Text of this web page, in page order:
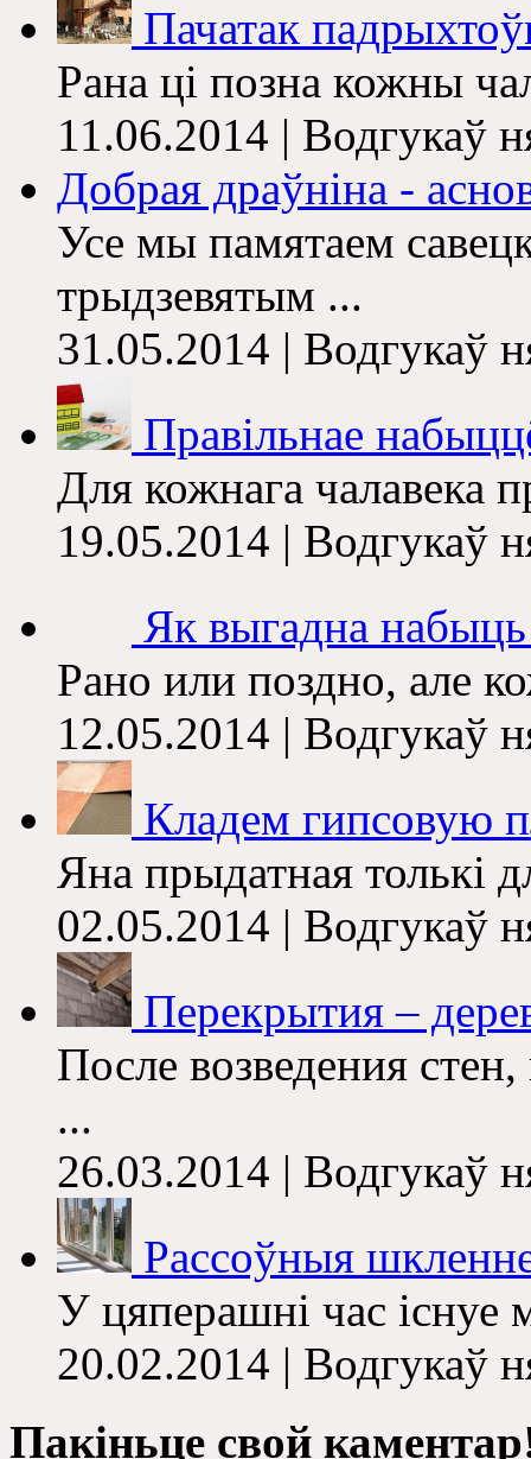
Пачатак
Рана ці позна кожны
11.06.2014 | Водгукаў
Добрая драўніна -
Усе мы памятаем
трыдзевятым ...
31.05.2014 | Водгукаў
Правільнае
Для кожнага чалавека
19.05.2014 | Водгукаў
Як выгадна
Рано или поздно, але
12.05.2014 | Водгукаў
Кладем гипсовую
Яна прыдатная толькі
02.05.2014 | Водгукаў
Перекрытия –
После возведения
...
26.03.2014 | Водгукаў
Рассоўныя
У цяперашні час існуе
20.02.2014 | Водгукаў
Пакіньце свой